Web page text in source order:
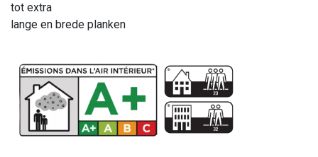
tot extra
lange en brede planken